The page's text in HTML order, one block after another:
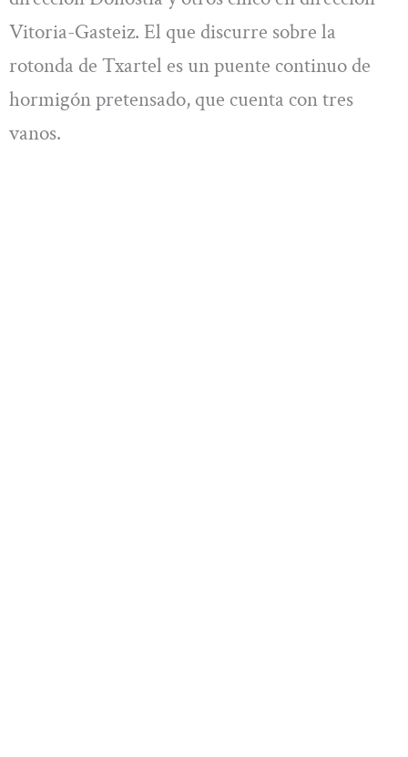
Vitoria-Gasteiz. El que discurre sobre la
rotonda de Txartel es un puente continuo de
hormigón pretensado, que cuenta con tres
vanos.